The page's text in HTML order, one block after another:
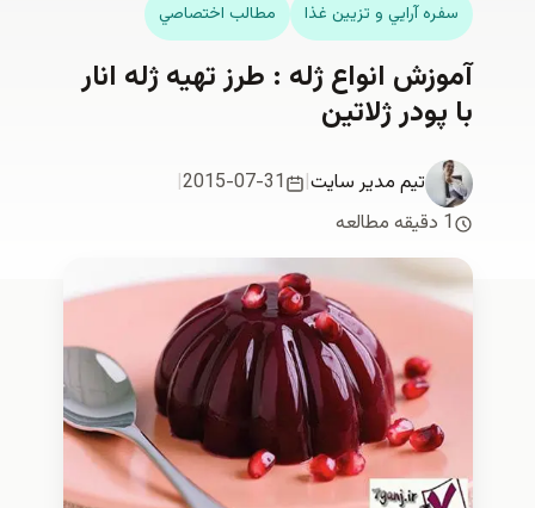
آرايي و تزيين غذا
مطالب اختصاصي
انواع ژله : طرز تهيه ژله انار
ژلاتين
تیم مدیر سایت|
2015-07-31
|